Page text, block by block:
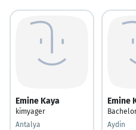
Emine Kaya
kimyager
Antalya
Emine
Aydin